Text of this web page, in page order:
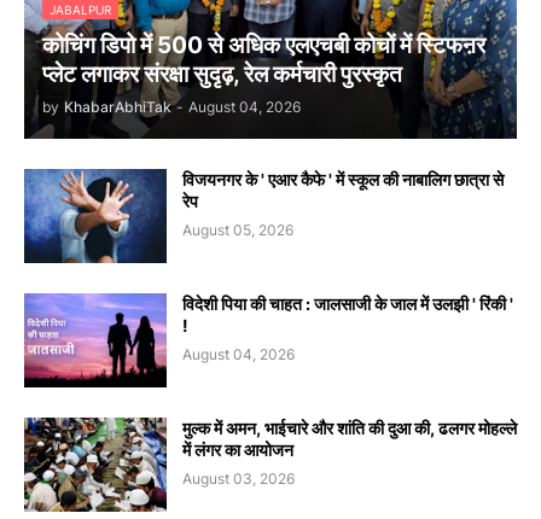
JABALPUR
कोचिंग डिपो में 500 से अधिक एलएचबी कोचों में स्टिफऩर
प्लेट लगाकर संरक्षा सुदृढ़, रेल कर्मचारी पुरस्कृत
by KhabarAbhiTak - August 04, 2026
विजयनगर के ' एआर कैफे ' में स्कूल की नाबालिग छात्रा से
रेप
August 05, 2026
विदेशी पिया की चाहत : जालसाजी के जाल में उलझी ' रिंकी '
!
August 04, 2026
मुल्क में अमन, भाईचारे और शांति की दुआ की, ढलगर मोहल्ले
में लंगर का आयोजन
August 03, 2026